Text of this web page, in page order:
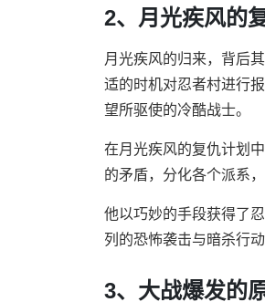
2、月光疾风的
月光疾风的归来，背后
适的时机对忍者村进行
望所驱使的冷酷战士。
在月光疾风的复仇计划
的矛盾，分化各个派系
他以巧妙的手段获得了
列的恐怖袭击与暗杀行
3、大战爆发的